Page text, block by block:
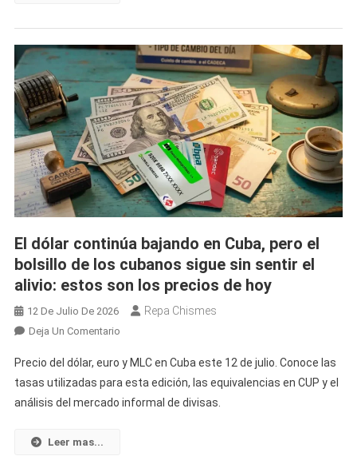
Hoy
El
Mercado
Informal
Cubano
Con
Los
Precios
Del
USD,
Y
La
MLC
El dólar continúa bajando en Cuba, pero el
bolsillo de los cubanos sigue sin sentir el
alivio: estos son los precios de hoy
12 De Julio De 2026 Repa Chismes
Deja Un ComentarioEn
Dólar
Continúa
Bajando
Precio del dólar, euro y MLC en Cuba este 12 de julio. Conoce las
tasas utilizadas para esta edición, las equivalencias en CUP y el
análisis del mercado informal de divisas.
Leer mas...